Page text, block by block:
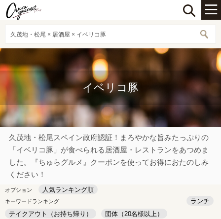
久茂地・松尾 × 居酒屋 × イベリコ豚
イベリコ豚
久茂地・松尾スペイン政府認証！まろやかな旨みたっぷりの
「イベリコ豚」が食べられる居酒屋・レストランをあつめま
した。『ちゅらグルメ』クーポンを使ってお得におたのしみ
ください！
オプション 人気ランキング順
キーワードランキング
ランチ
テイクアウト（お持ち帰り）
団体（20名様以上）